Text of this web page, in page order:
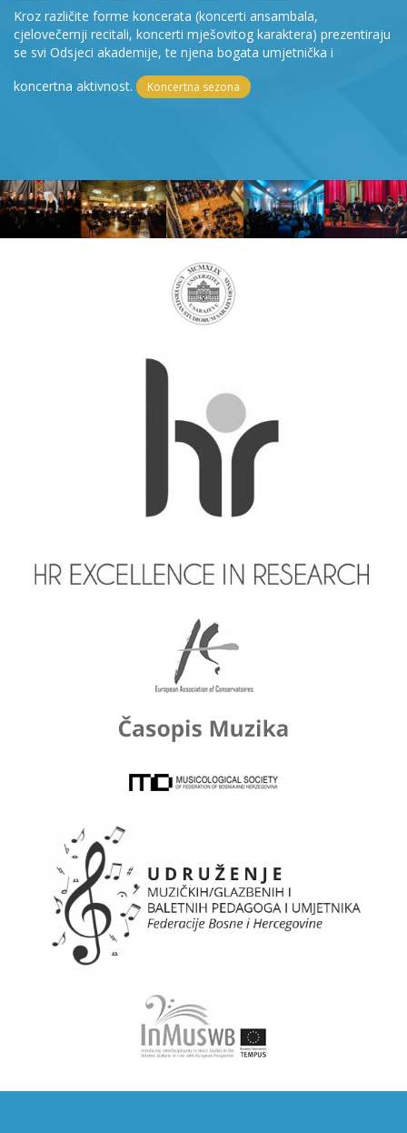
Kroz različite forme koncerata (koncerti ansambala,
cjelovečernji recitali, koncerti mješovitog karaktera) prezentiraju
se svi Odsjeci akademije, te njena bogata umjetnička i
koncertna aktivnost.
Koncertna sezona